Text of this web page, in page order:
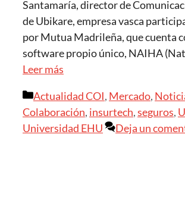
Santamaría, director de
de Ubikare, empresa vasca
por Mutua Madrileña, que cuenta
software propio único, NAIHA
Leer más
Actualidad COI, Mercado,
Colaboración, insurtech,seguros,
Universidad EHU
Deja un